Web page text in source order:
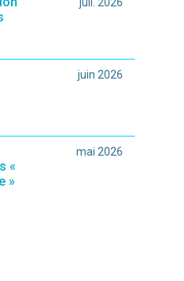
juil. 2026
juin 2026
«
»
mai 2026